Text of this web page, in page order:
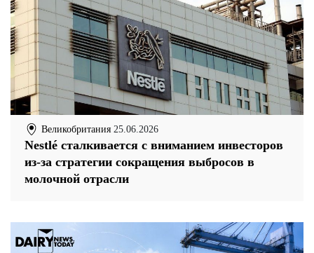
Великобритания 25.06.2026
Nestlé сталкивается с вниманием инвесторов
из-за стратегии сокращения выбросов в
молочной отрасли